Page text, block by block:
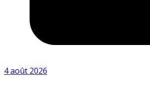
4 août 2026